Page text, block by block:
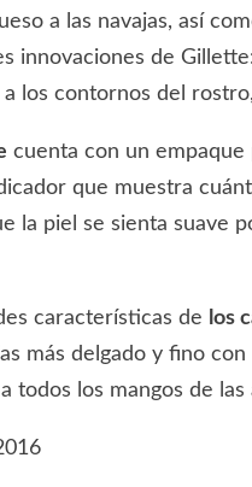
a las navajas, así
innovaciones de
los contornos del
cuenta con un
que muestra
la piel se sienta suave
características de los
más delgado y fino
todos los mangos de